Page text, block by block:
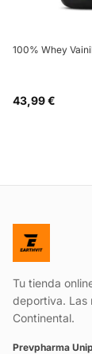
100% Whey
43,99 €
Tu tienda
deportiva. Las
Continental.
Prevpharma